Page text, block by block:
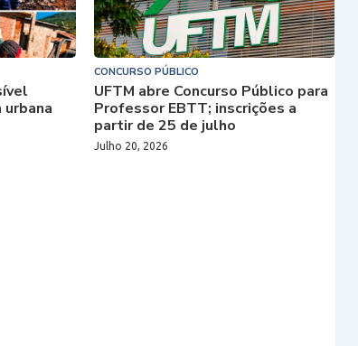
urbana
CONCURSO PÚBLICO
UFTM abre Concurso Público para
Professor EBTT; inscrições a
partir de 25 de julho
Julho 20, 2026